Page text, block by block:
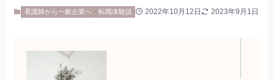
看護師から一般企業へ 転職体験談 2022年10月12日 2023年9月1日